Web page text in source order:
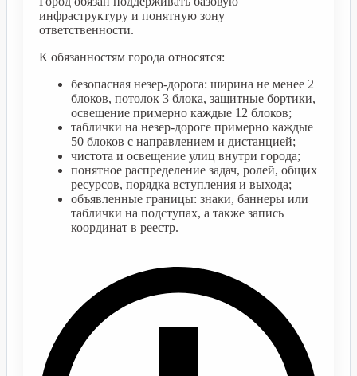
инфраструктуру и понятную зону
ответственности.
К обязанностям города относятся:
безопасная незер-дорога: ширина не менее 2
блоков, потолок 3 блока, защитные бортики,
освещение примерно каждые 12 блоков;
таблички на незер-дороге примерно каждые
50 блоков с направлением и дистанцией;
чистота и освещение улиц внутри города;
понятное распределение задач, ролей, общих
ресурсов, порядка вступления и выхода;
объявленные границы: знаки, баннеры или
таблички на подступах, а также запись
координат в реестр.